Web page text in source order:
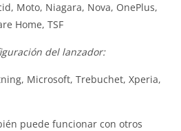
Moto, Niagara, Nova, OnePlus,
Home, TSF
del lanzador:
Microsoft, Trebuchet, Xperia,
puede funcionar con otros